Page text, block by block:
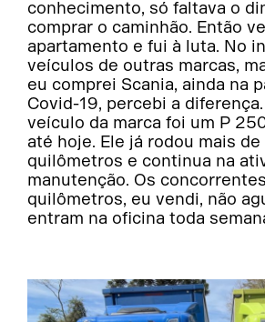
conhecimento, só faltava o
comprar o caminhão. Então
apartamento e fui à luta. No
veículos de outras marcas,
eu comprei Scania, ainda na
Covid-19, percebi a
veículo da marca foi um P
até hoje. Ele já rodou mais
quilômetros e continua na
manutenção. Os
quilômetros, eu vendi, não
entram na oficina toda